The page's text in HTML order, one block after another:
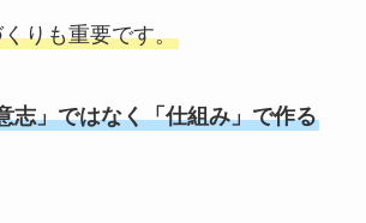
りも重要です。
志」ではなく「仕組み」で作る